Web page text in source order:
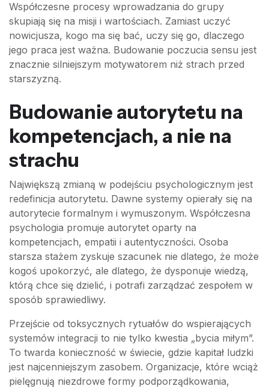
Współczesne procesy wprowadzania do grupy
skupiają się na misji i wartościach. Zamiast uczyć
nowicjusza, kogo ma się bać, uczy się go, dlaczego
jego praca jest ważna. Budowanie poczucia sensu jest
znacznie silniejszym motywatorem niż strach przed
starszyzną.
Budowanie autorytetu na
kompetencjach, a nie na
strachu
Największą zmianą w podejściu psychologicznym jest
redefinicja autorytetu. Dawne systemy opierały się na
autorytecie formalnym i wymuszonym. Współczesna
psychologia promuje autorytet oparty na
kompetencjach, empatii i autentyczności. Osoba
starsza stażem zyskuje szacunek nie dlatego, że może
kogoś upokorzyć, ale dlatego, że dysponuje wiedzą,
którą chce się dzielić, i potrafi zarządzać zespołem w
sposób sprawiedliwy.
Przejście od toksycznych rytuałów do wspierających
systemów integracji to nie tylko kwestia „bycia miłym”.
To twarda konieczność w świecie, gdzie kapitał ludzki
jest najcenniejszym zasobem. Organizacje, które wciąż
pielęgnują niezdrowe formy podporządkowania,